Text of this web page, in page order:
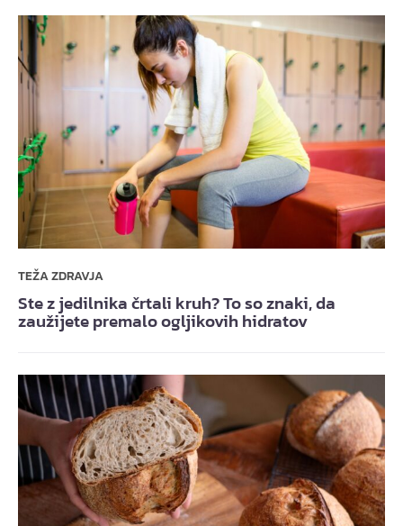
TEŽA ZDRAVJA
Ste z jedilnika črtali kruh? To so znaki, da
zaužijete premalo ogljikovih hidratov